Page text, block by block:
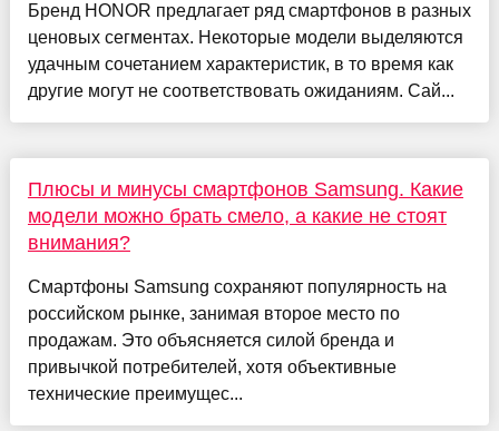
Бренд HONOR предлагает ряд смартфонов в разных
ценовых сегментах. Некоторые модели выделяются
удачным сочетанием характеристик, в то время как
другие могут не соответствовать ожиданиям. Сай...
Плюсы и минусы смартфонов Samsung. Какие
модели можно брать смело, а какие не стоят
внимания?
Смартфоны Samsung сохраняют популярность на
российском рынке, занимая второе место по
продажам. Это объясняется силой бренда и
привычкой потребителей, хотя объективные
технические преимущес...